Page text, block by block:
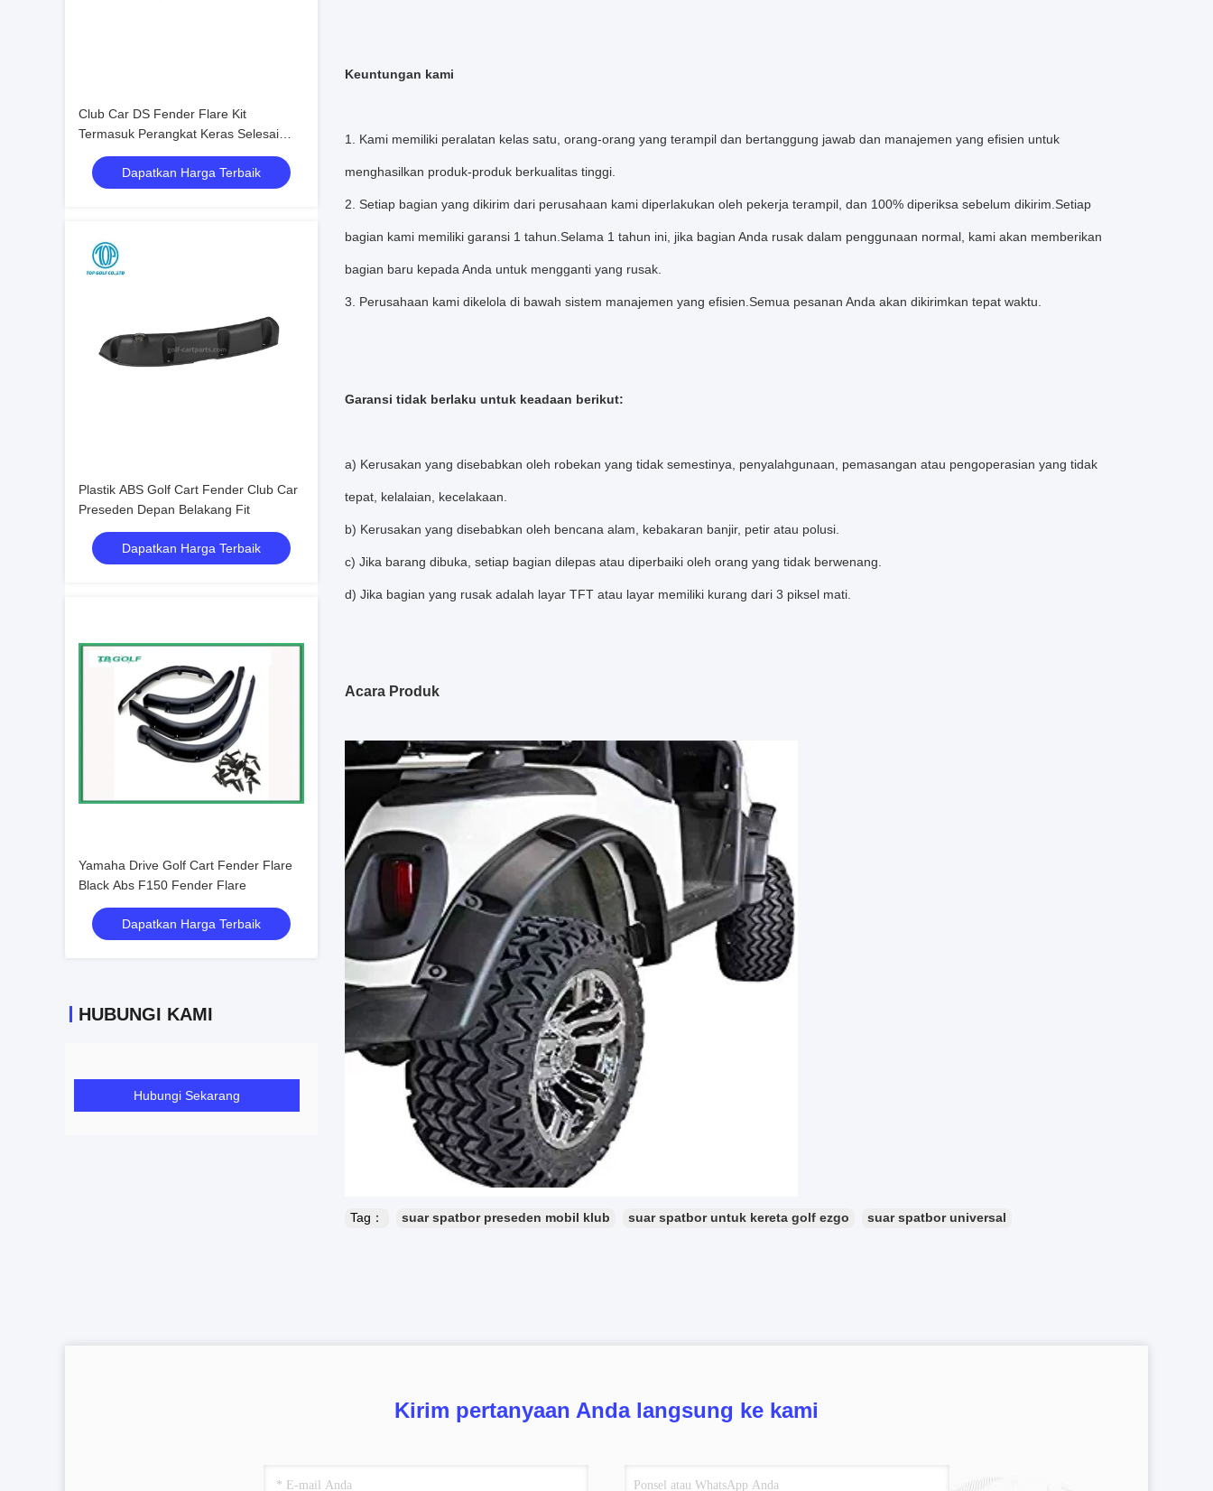
Club Car DS Fender Flare Kit
Termasuk Perangkat Keras Selesai
Hitam Bertekstur
Dapatkan Harga Terbaik
Plastik ABS Golf Cart Fender Club Car
Preseden Depan Belakang Fit
Dapatkan Harga Terbaik
Yamaha Drive Golf Cart Fender Flare
Black Abs F150 Fender Flare
Dapatkan Harga Terbaik
HUBUNGI KAMI
Hubungi Sekarang
Keuntungan kami
1. Kami memiliki peralatan kelas satu, orang-orang yang terampil dan bertanggung jawab dan manajemen yang efisien untuk
menghasilkan produk-produk berkualitas tinggi.
2. Setiap bagian yang dikirim dari perusahaan kami diperlakukan oleh pekerja terampil, dan 100% diperiksa sebelum dikirim.Setiap
bagian kami memiliki garansi 1 tahun.Selama 1 tahun ini, jika bagian Anda rusak dalam penggunaan normal, kami akan memberikan
bagian baru kepada Anda untuk mengganti yang rusak.
3. Perusahaan kami dikelola di bawah sistem manajemen yang efisien.Semua pesanan Anda akan dikirimkan tepat waktu.
Garansi tidak berlaku untuk keadaan berikut:
a) Kerusakan yang disebabkan oleh robekan yang tidak semestinya, penyalahgunaan, pemasangan atau pengoperasian yang tidak
tepat, kelalaian, kecelakaan.
b) Kerusakan yang disebabkan oleh bencana alam, kebakaran banjir, petir atau polusi.
c) Jika barang dibuka, setiap bagian dilepas atau diperbaiki oleh orang yang tidak berwenang.
d) Jika bagian yang rusak adalah layar TFT atau layar memiliki kurang dari 3 piksel mati.
Acara Produk
Tag： suar spatbor preseden mobil klub suar spatbor untuk kereta golf ezgo suar spatbor universal
Kirim pertanyaan Anda langsung ke kami